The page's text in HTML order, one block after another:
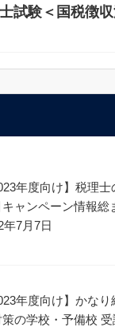
試験＜国税徴
年度向け】税理
ャンペーン情報総
年7月7日
年度向け】かな
の学校・予備校